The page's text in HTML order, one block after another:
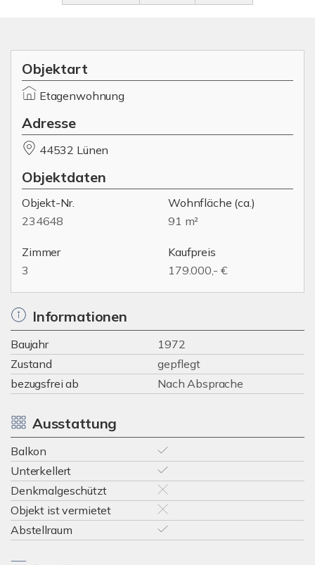
Objektart
Etagenwohnung
Adresse
44532 Lünen
Objektdaten
Objekt-Nr.
234648
Wohnfläche (ca.)
91 m²
Zimmer
3
Kaufpreis
179.000,- €
Informationen
Baujahr
1972
Zustand
gepflegt
bezugsfrei ab
Nach Absprache
Ausstattung
Balkon
Unterkellert
Denkmalgeschützt
Objekt ist vermietet
Abstellraum